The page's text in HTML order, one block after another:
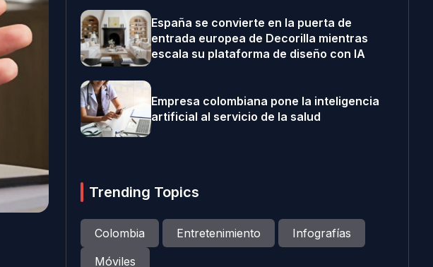
España se convierte en la puerta de
entrada europea de Decorilla mientras
escala su plataforma de diseño con IA
Empresa colombiana pone la inteligencia
artificial al servicio de la salud
Trending Topics
Colombia Entretenimiento
Infografías
Móviles